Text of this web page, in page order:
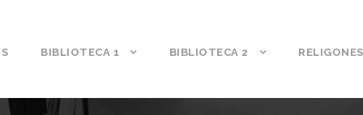
BIBLIOTECA 1 BIBLIOTECA 2 RELIGONES